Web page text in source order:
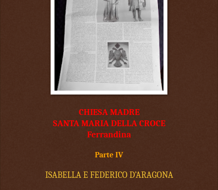
CHIESA MADRE
SANTA MARIA DELLA CROCE
Ferrandina
Parte IV
ISABELLA E FEDERICO D’ARAGONA